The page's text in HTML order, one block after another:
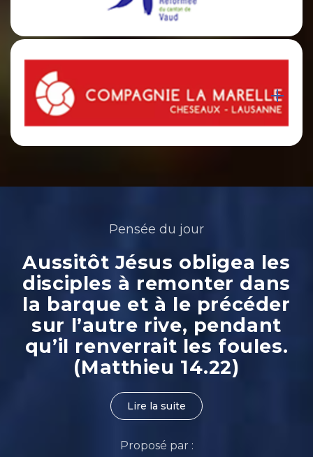
Pensée du jour
Aussitôt Jésus obligea les
disciples à remonter dans
la barque et à le précéder
sur l’autre rive, pendant
qu’il renverrait les foules.
(Matthieu 14.22)
Lire la suite
Proposé par :